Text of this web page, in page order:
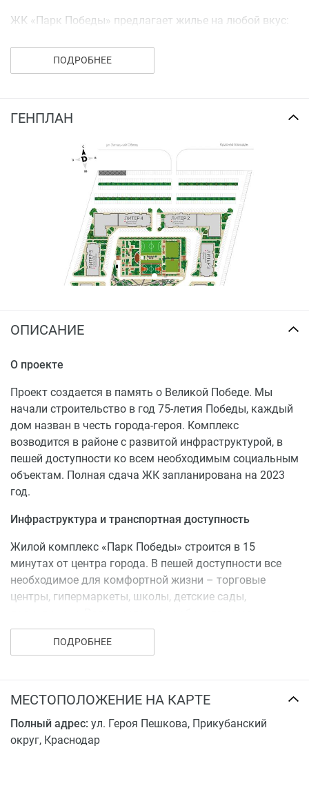
ЖК «Парк Победы» предлагает жилье на любой вкус:
2к. квартиры – от 45 до 67 кв. м;
В каждом доме будут установлены комфортные и
безопасные лифты. Дизайнерские МОПы выполнены в
современном стиле и не оставят равнодушными как
жильцов, так и их гостей.
Купить квартиру в микрорайоне ЖК «Парк Победы»
можно посредством полной оплаты, в рассрочку или в
ипотеку от банков-партнеров. Действуют акции,
скидки и специальные предложения от застройщика.
ПОДРОБНЕЕ
ГЕНПЛАН
ОПИСАНИЕ
О проекте
Проект создается в память о Великой Победе. Мы
начали строительство в год 75-летия Победы, каждый
дом назван в честь города-героя. Комплекс
возводится в районе с развитой инфраструктурой, в
пешей доступности ко всем необходимым социальным
объектам. Полная сдача ЖК запланирована на 2023
год.
Инфраструктура и транспортная доступность
Жилой комплекс «Парк Победы» строится в 15
минутах от центра города. В пешей доступности все
необходимое для комфортной жизни – торговые
центры, гипермаркеты, школы, детские сады,
транспорта, помогающие быстро добраться до любой
части Краснодара.
«Парка Победы» всегда свежий воздух и тишина –
рядом нет промышленных производств. Жизнь здесь
понравится тем, кто ценит спокойствие и заботится о
ПОДРОБНЕЕ
МЕСТОПОЛОЖЕНИЕ НА КАРТЕ
Полный адрес: ул. Героя Пешкова, Прикубанский
округ, Краснодар